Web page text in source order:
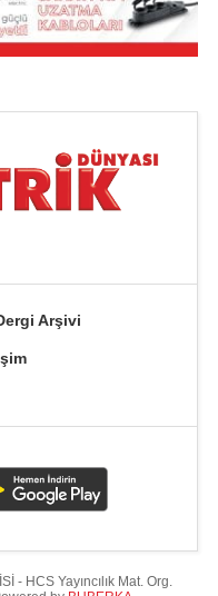
Arşivi
HCS Yayıncılık Mat. Org.